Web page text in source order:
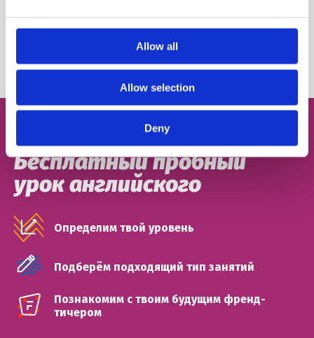
Allow all
Allow selection
Deny
FRIENDS English Club
Бесплатный пробный
урок английского
Определим твой уровень
Подберём подходящий тип занятий
Познакомим с твоим будущим френд-
тичером